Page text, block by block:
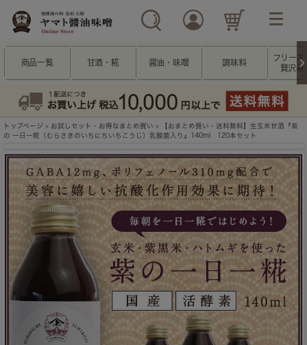
商品一覧 甘酒・糀 醤油・味噌 調味料
フリーズ
贅沢み
トップページ > お試しセット・お得なまとめ買い > 【おまとめ買い・送料無料】生玄米甘酒『紫
の 一日一糀（むらさきのいちにちいちこうじ）乳酸菌入り』140ml 120本セット